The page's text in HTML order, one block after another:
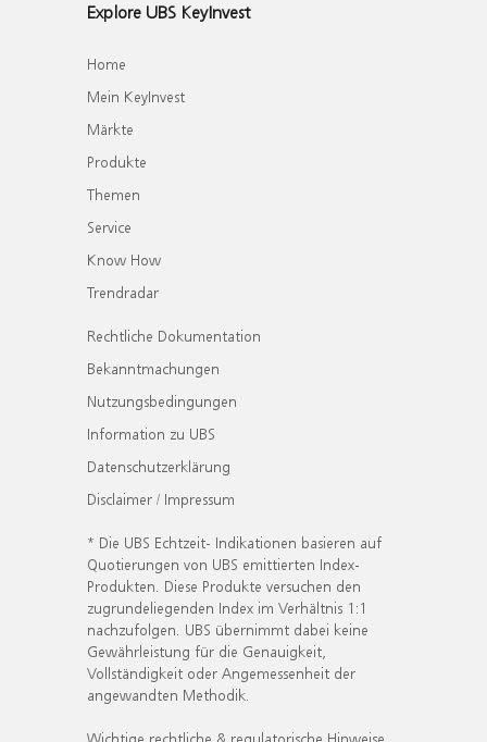
Explore UBS KeyInvest
Home
Mein KeyInvest
Märkte
Produkte
Themen
Service
Know How
Trendradar
Rechtliche Dokumentation
Bekanntmachungen
Nutzungsbedingungen
Information zu UBS
Datenschutzerklärung
Disclaimer / Impressum
* Die UBS Echtzeit- Indikationen basieren auf
Quotierungen von UBS emittierten Index-
Produkten. Diese Produkte versuchen den
zugrundeliegenden Index im Verhältnis 1:1
nachzufolgen. UBS übernimmt dabei keine
Gewährleistung für die Genauigkeit,
Vollständigkeit oder Angemessenheit der
angewandten Methodik.